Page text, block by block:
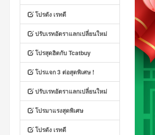
โปรดัง เรทดี
ปรับเรทอัตราแลกเปลี่ยนใหม่
โปรสุดฮิตกับ Tcatbuy
โปรแจก 3 ต่อสุดพิเศษ !
ปรับเรทอัตราแลกเปลี่ยนใหม่
โปรมาแรงสุดพิเศษ
โปรดัง เรทดี